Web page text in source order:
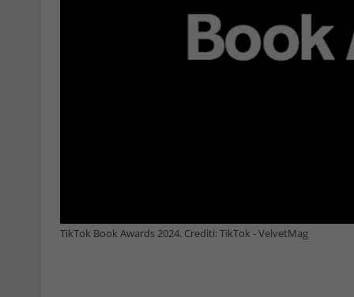
TikTok Book Awards 2024. Crediti: TikTok - VelvetMag